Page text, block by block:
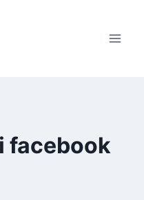
facebook